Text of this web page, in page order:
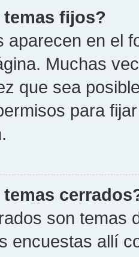
fijos?
aparecen en el
Muchas
que sea
para
son temas
encuestas allí